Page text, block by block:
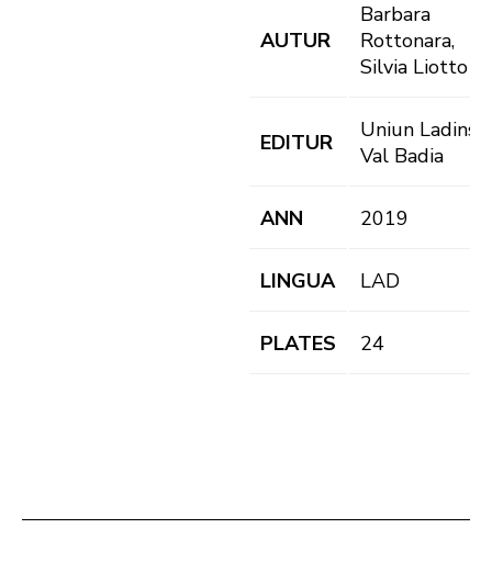
AUTUR
Barbara
Rottonara,
Silvia Liotto
EDITUR
Uniun Ladins
Val Badia
ANN 2019
LINGUA LAD
PLATES 24